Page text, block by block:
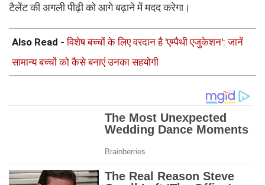
टैलेंट की अगली पीढ़ी को आगे बढ़ाने में मदद करेगा।
Also Read -विशेष बच्चों के लिए वरदान है 'एम्पैथी एजुकेशन': जानें
सामान्य बच्चों को कैसे बनाएं उनका सहयोगी